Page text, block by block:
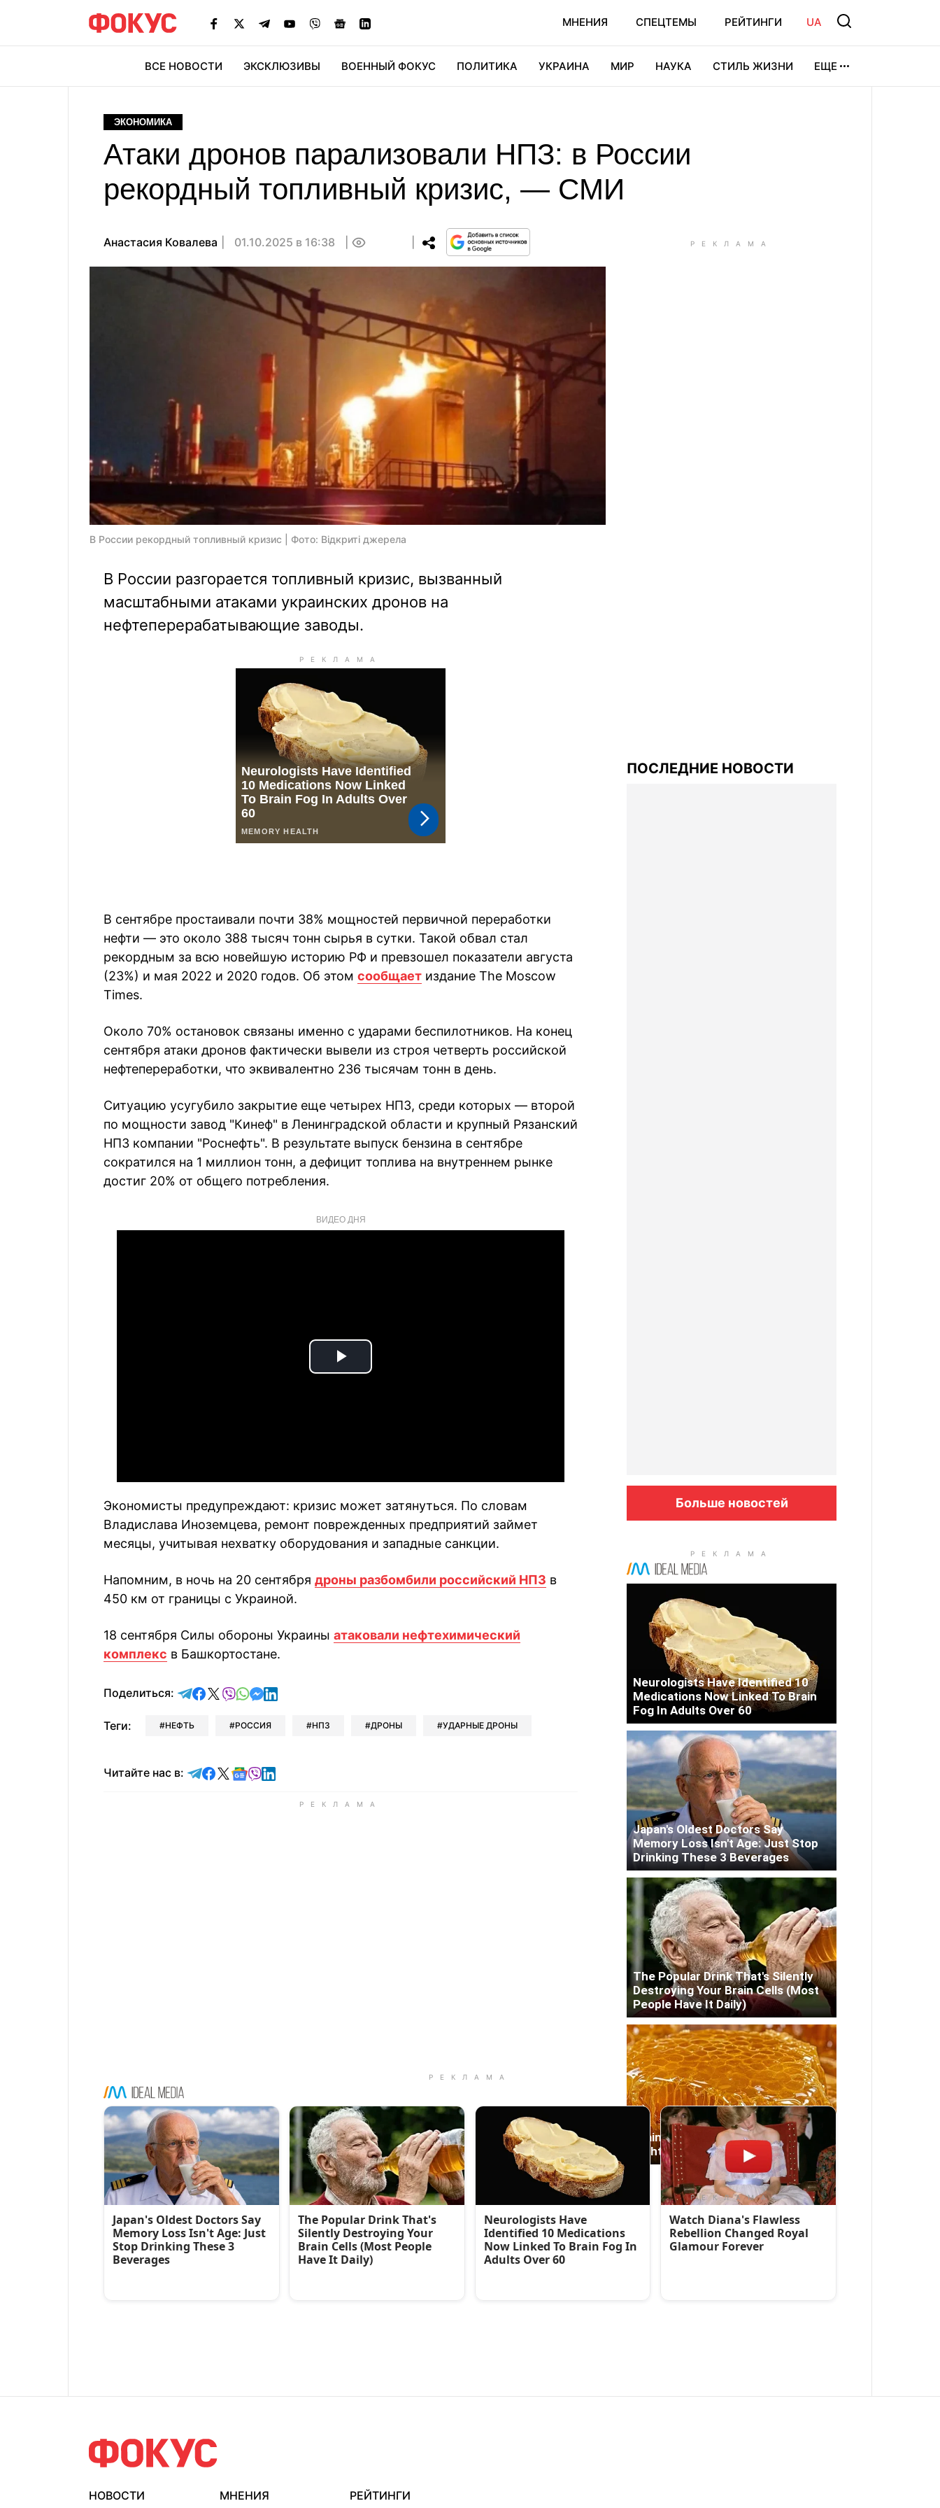
МНЕНИЯ СПЕЦТЕМЫ РЕЙТИНГИ UA
ВСЕ НОВОСТИ ЭКСКЛЮЗИВЫ ВОЕННЫЙ ФОКУС ПОЛИТИКА УКРАИНА МИР НАУКА СТИЛЬ ЖИЗНИ ЕЩЕ
ЭКОНОМИКА
Атаки дронов парализовали НПЗ: в России
рекордный топливный кризис, — СМИ
Анастасия Ковалева 01.10.2025 в 16:38
В России рекордный топливный кризис | Фото: Відкриті джерела
В России разгорается топливный кризис, вызванный
масштабными атаками украинских дронов на
нефтеперерабатывающие заводы.
В сентябре простаивали почти 38% мощностей первичной переработки
нефти — это около 388 тысяч тонн сырья в сутки. Такой обвал стал
рекордным за всю новейшую историю РФ и превзошел показатели августа
(23%) и мая 2022 и 2020 годов. Об этом сообщает издание The Moscow
Times.
Около 70% остановок связаны именно с ударами беспилотников. На конец
сентября атаки дронов фактически вывели из строя четверть российской
нефтепереработки, что эквивалентно 236 тысячам тонн в день.
Ситуацию усугубило закрытие еще четырех НПЗ, среди которых — второй
по мощности завод "Кинеф" в Ленинградской области и крупный Рязанский
НПЗ компании "Роснефть". В результате выпуск бензина в сентябре
сократился на 1 миллион тонн, а дефицит топлива на внутреннем рынке
достиг 20% от общего потребления.
ВИДЕО ДНЯ
Play
Экономисты предупреждают: кризис может затянуться. По словам
Владислава Иноземцева, ремонт поврежденных предприятий займет
месяцы, учитывая нехватку оборудования и западные санкции.
Напомним, в ночь на 20 сентября дроны разбомбили российский НПЗ в
450 км от границы с Украиной.
18 сентября Силы обороны Украины атаковали нефтехимический
комплекс в Башкортостане.
Поделиться: отправить в Telegram
поделиться в Facebook
поделиться в X
отправить в Viber
отправить в Whatsapp
отправить в Messenger
отправить в LinkedIn
Теги: НЕФТЬ РОССИЯ НПЗ ДРОНЫ УДАРНЫЕ ДРОНЫ
Читайте нас в: Читайте в Telegram
Читайте в Facebook
Читайте в X
Читайте в Google news
Читайте в Viber
Читайте в LinkedIn
ПОСЛЕДНИЕ НОВОСТИ
Больше новостей
НОВОСТИ МНЕНИЯ РЕЙТИНГИ